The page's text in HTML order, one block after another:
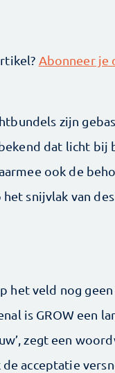
Abonneer je
zijn
dat licht
ook de
het snijvlak van
het veld nog
is GROW een
zegt een
de acceptatie